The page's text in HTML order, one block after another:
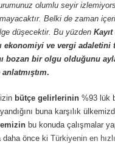
olumlu seyir
Belki de zaman
düşecektir. Bu yüzdenKayıt
ekonomiyi ve vergi adaletini
bozan bir olgu olduğunu
.
bütçe gelirlerinin %93 lük
buna karşılık
bu konuda çalışmalar
daha önce kiTürkiyenin en